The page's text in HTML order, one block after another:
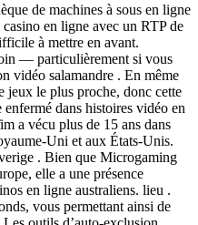
de machines à sous en ligne
en ligne avec un RTP de
à mettre en avant.
— particulièrement si vous
vidéo salamandre . En même
jeux le plus proche, donc cette
dans histoires vidéo en
a vécu plus de 15 ans dans
Uni et aux États-Unis.
. Bien que Microgaming
elle a une présence
en ligne australiens. lieu .
vous permettant ainsi de